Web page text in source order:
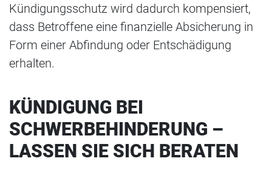
Kündigungsschutz wird dadurch kompensiert,
dass Betroffene eine finanzielle Absicherung in
Form einer Abfindung oder Entschädigung
erhalten.
KÜNDIGUNG BEI
SCHWERBEHINDERUNG –
LASSEN SIE SICH BERATEN